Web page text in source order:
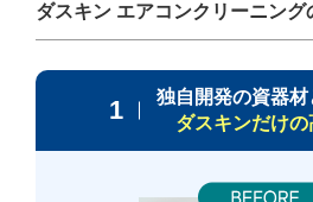
ダスキン エアコンクリーニング
1
独自開発の資器
ダスキンだけ